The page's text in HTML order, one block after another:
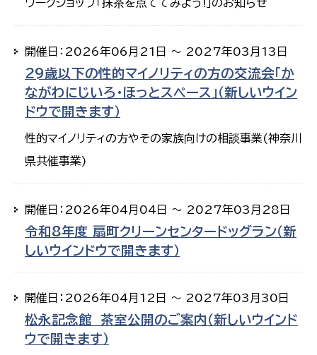
ワークショップ「抹茶を点ててみよう!」のお知らせ
開催日：2026年06月21日 ～ 2027年03月13日
29歳以下の性的マイノリティの方の交流会「か
ながわにじいろ・ほっとスペース」（新しいウイン
ドウで開きます）
性的マイノリティの方やその家族向けの相談事業(神奈川
県共催事業)
開催日：2026年04月04日 ～ 2027年03月28日
令和8年度 扇町クリーンセンタードッグラン（新
しいウインドウで開きます）
開催日：2026年04月12日 ～ 2027年03月30日
松永記念館 茶室公開のご案内（新しいウインド
ウで開きます）